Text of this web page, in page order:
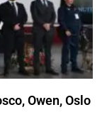
Owen, Oslo